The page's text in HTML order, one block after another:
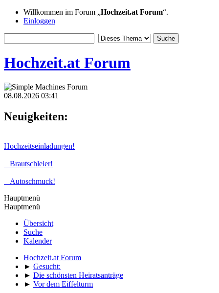
Willkommen im Forum „Hochzeit.at Forum“.
Einloggen
Hochzeit.at Forum
08.08.2026 03:41
Neuigkeiten:
Hochzeitseinladungen!
Brautschleier!
Autoschmuck!
Hauptmenü
Hauptmenü
Übersicht
Suche
Kalender
Hochzeit.at Forum
► Gesucht:
► Die schönsten Heiratsanträge
► Vor dem Eiffelturm